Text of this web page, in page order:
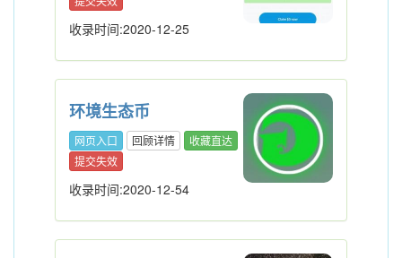
收录时间:2020-12-25
环境生态币
网页入口 回顾详情
收藏直达
提交失效
收录时间:2020-12-54